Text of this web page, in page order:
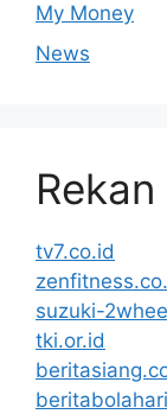
My Money
News
tv7.co.id
suzuki-
tki.or.id